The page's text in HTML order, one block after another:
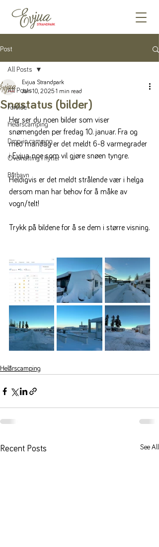
Post
All Posts
Forside
Helårscamping
Drop-in camping
Overnatting i hytter
Båthavn
All Posts
Snøstatus (bilder)
Evjua Strandpark
Jan 10, 2025 1 min read
Her ser du noen bilder som viser
snømengden per fredag 10. januar. Fra og
med mandag er det meldt 6-8 varmegrader
i Evjua, noe som vil gjøre snøen tyngre.
Heldigvis er det meldt strålende vær i helga
dersom man har behov for å måke av
vogn/telt!
Trykk på bildene for å se dem i større visning.
Helårscamping
Recent Posts See All